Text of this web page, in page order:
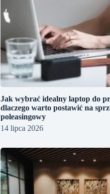
Jak wybrać idealny laptop do
dlaczego warto postawić na
poleasingowy
14 lipca 2026